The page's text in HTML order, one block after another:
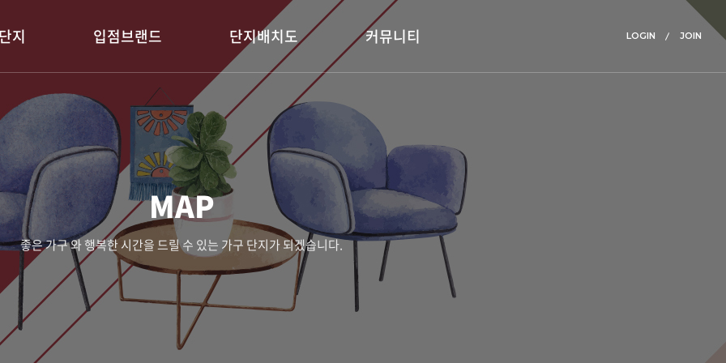
LOGIN JOIN
지 입점브랜드 단지배치도 커뮤니티
MAP
좋은 가구 와 행복한 시간을 드릴 수 있는 가구 단지가 되겠습니다.